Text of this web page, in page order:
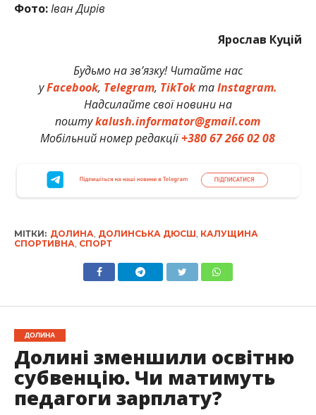
Фото: Іван Дирів
Ярослав Куцій
Будьмо на зв’язку! Читайте нас
уFacebook, Telegram, TikTokтаInstagram.
Надсилайте свої новини на
поштуkalush.informator@gmail.com
Мобільний номер редакції+380 67 266 02 08
МІТКИ: ДОЛИНА ДОЛИНСЬКА ДЮСШ КАЛУЩИНА
СПОРТИВНА СПОРТ
ДОЛИНА
Долині зменшили освітню
субвенцію. Чи матимуть
педагоги зарплату?